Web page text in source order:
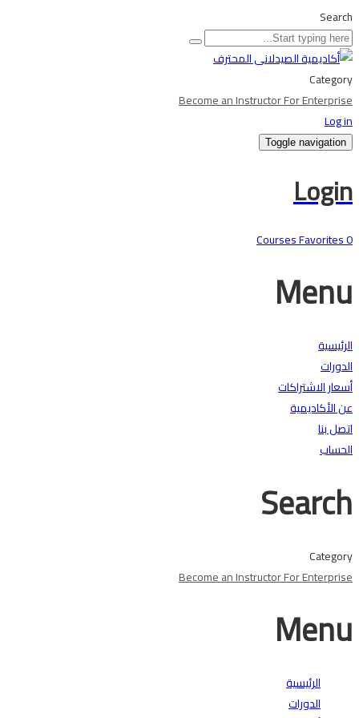
Search
Category
Become an InstructorFor Enterprise
Log in
Toggle navigation
Login
CoursesFavorites0
Menu
الرئيسية
الدورات
أسعار الاشتراكات
عن الأكاديمية
اتصل بنا
الحساب
Search
Category
Become an InstructorFor Enterprise
Menu
الرئيسية
الدورات